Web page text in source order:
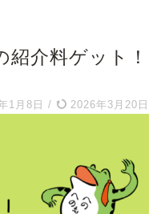
介料ゲット！
1月8日 / 2026年3月20日